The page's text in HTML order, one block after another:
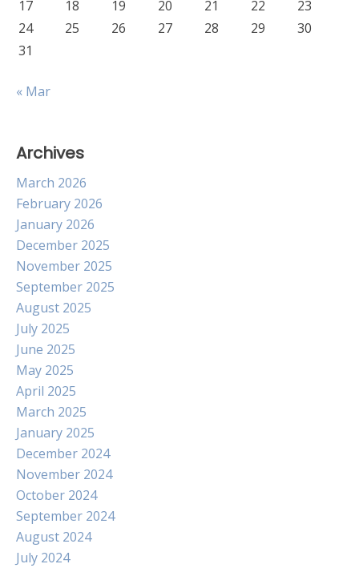
17 18 19 20 21 22
23
24
25 26 27 28 29
30
31
« Mar
Archives
March 2026
February 2026
January 2026
December 2025
November 2025
September 2025
August 2025
July 2025
June 2025
May 2025
April 2025
March 2025
January 2025
December 2024
November 2024
October 2024
September 2024
August 2024
July 2024